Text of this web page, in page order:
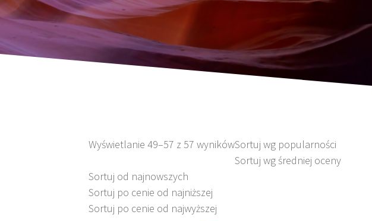
Wyświetlanie 49–57 z 57 wynikówSortuj wg popularności
Sortuj wg średniej oceny
Sortuj od najnowszych
Sortuj po cenie od najniższej
Sortuj po cenie od najwyższej